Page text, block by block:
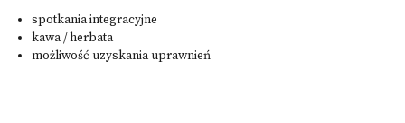
spotkania integracyjne
kawa / herbata
możliwość uzyskania uprawnień